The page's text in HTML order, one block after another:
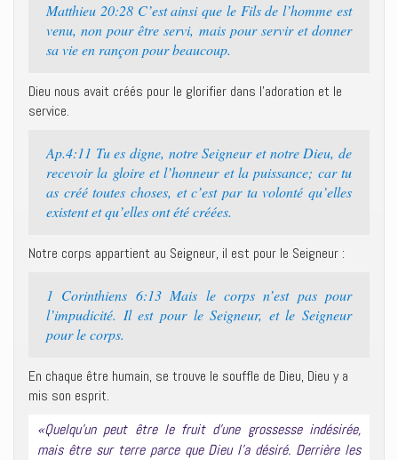
Matthieu 20:28 C’est ainsi que le Fils de l’homme est
venu, non pour être servi, mais pour servir et donner
sa vie en rançon pour beaucoup.
Dieu nous avait créés pour le glorifier dans l’adoration et le
service.
Ap.4:11 Tu es digne, notre Seigneur et notre Dieu, de
recevoir la gloire et l’honneur et la puissance; car tu
as créé toutes choses, et c’est par ta volonté qu’elles
existent et qu’elles ont été créées.
Notre corps appartient au Seigneur, il est pour le Seigneur :
1 Corinthiens 6:13 Mais le corps n’est pas pour
l’impudicité. Il est pour le Seigneur, et le Seigneur
pour le corps.
En chaque être humain, se trouve le souffle de Dieu, Dieu y a
mis son esprit.
«Quelqu’un peut être le fruit d’une grossesse indésirée,
mais être sur terre parce que Dieu l’a désiré. Derrière les